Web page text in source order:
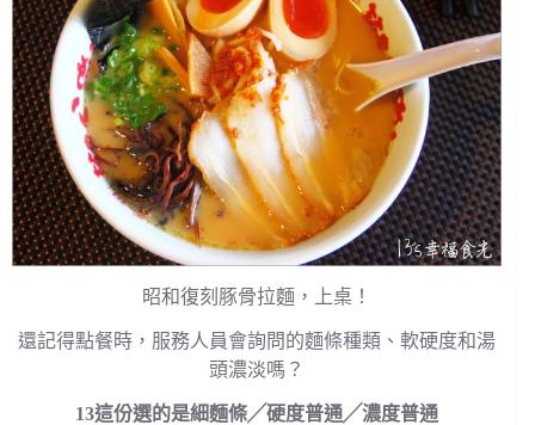
昭和復刻豚骨拉麵，上桌！
還記得點餐時，服務人員會詢問的麵條種類、軟硬度和湯
頭濃淡嗎？
13這份選的是細麵條╱硬度普通╱濃度普通